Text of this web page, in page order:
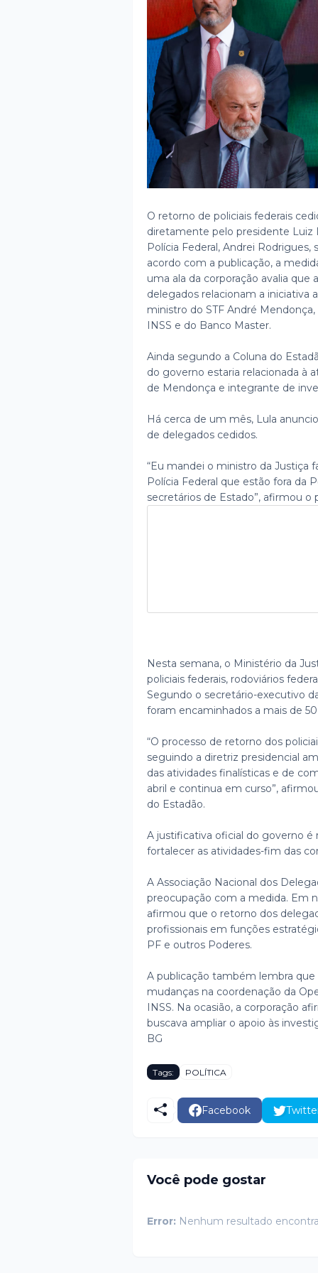
O retorno de policiais federais
diretamente pelo presidente Luiz
Polícia Federal, Andrei
acordo com a publicação, a
uma ala da corporação avalia
delegados relacionam a iniciativa
ministro do STF André
INSS e do Banco Master.
Ainda segundo a Coluna do
do governo estaria relacionada à
de Mendonça e integrante de
Há cerca de um mês, Lula
de delegados cedidos.
“Eu mandei o ministro da Justiça
Polícia Federal que estão fora da
secretários de Estado”, afirmou o
Nesta semana, o Ministério da
policiais federais, rodoviários
Segundo o secretário-executivo
foram encaminhados a mais de
“O processo de retorno dos
seguindo a diretriz presidencial
das atividades finalísticas e de
abril e continua em curso”,
do Estadão.
A justificativa oficial do governo
fortalecer as atividades-fim das
A Associação Nacional dos
preocupação com a medida. Em
afirmou que o retorno dos
profissionais em funções
PF e outros Poderes.
A publicação também lembra
mudanças na coordenação da
INSS. Na ocasião, a corporação
buscava ampliar o apoio às
BG
Tags: POLÍTICA
Facebook
Você pode gostar
Error: Nenhum resultado